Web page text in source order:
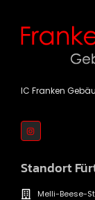
IC Franken
Standort
Melli-Beese-